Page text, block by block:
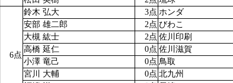
6点
鈴木 弘大 3点 ホンダ
安部 雄二郎
2点 びわこ
大槻 紘士
2点 佐川印刷
高橋 延仁
0点 佐川滋賀
小澤 竜己
0点 鳥取
宮川 大輔
0点 北九州